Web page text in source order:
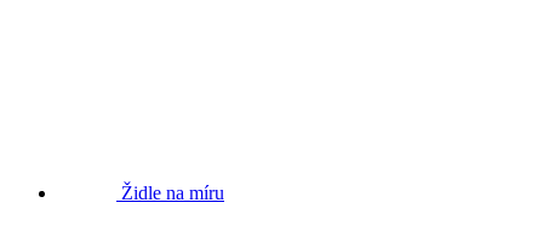
Židle na míru